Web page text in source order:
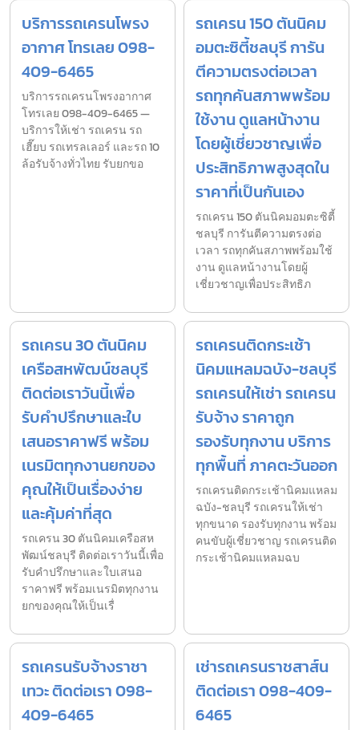
บริการรถเครนโพรง
อากาศ โทรเลย 098-
409-6465
บริการรถเครนโพรงอากาศ
โทรเลย 098-409-6465 —
บริการให้เช่า รถเครน รถ
เฮี๊ยบ รถเทรลเลอร์ และรถ 10
ล้อรับจ้างทั่วไทย รับยกขอ
รถเครน 150 ตันนิคม
อมตะซิตี้ชลบุรี การัน
ตีความตรงต่อเวลา
รถทุกคันสภาพพร้อม
ใช้งาน ดูแลหน้างาน
โดยผู้เชี่ยวชาญเพื่อ
ประสิทธิภาพสูงสุดใน
ราคาที่เป็นกันเอง
รถเครน 150 ตันนิคมอมตะซิตี้
ชลบุรี การันตีความตรงต่อ
เวลา รถทุกคันสภาพพร้อมใช้
งาน ดูแลหน้างานโดยผู้
เชี่ยวชาญเพื่อประสิทธิภ
รถเครน 30 ตันนิคม
เครือสหพัฒน์ชลบุรี
ติดต่อเราวันนี้เพื่อ
รับคำปรึกษาและใบ
เสนอราคาฟรี พร้อม
เนรมิตทุกงานยกของ
คุณให้เป็นเรื่องง่าย
และคุ้มค่าที่สุด
รถเครน 30 ตันนิคมเครือสห
พัฒน์ชลบุรี ติดต่อเราวันนี้เพื่อ
รับคำปรึกษาและใบเสนอ
ราคาฟรี พร้อมเนรมิตทุกงาน
ยกของคุณให้เป็นเรื่
รถเครนติดกระเช้า
นิคมแหลมฉบัง-ชลบุรี
รถเครนให้เช่า รถเครน
รับจ้าง ราคาถูก
รองรับทุกงาน บริการ
ทุกพื้นที่ ภาคตะวันออก
รถเครนติดกระเช้านิคมแหลม
ฉบัง-ชลบุรี รถเครนให้เช่า
ทุกขนาด รองรับทุกงาน พร้อม
คนขับผู้เชี่ยวชาญ รถเครนติด
กระเช้านิคมแหลมฉบ
รถเครนรับจ้างราชา
เทวะ ติดต่อเรา 098-
409-6465
เช่ารถเครนราชสาส์น
ติดต่อเรา 098-409-
6465